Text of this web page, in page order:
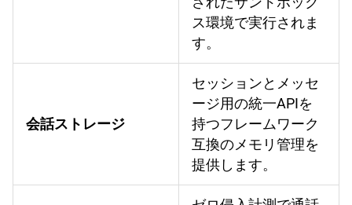
ス環境で実行されま
す。
会話ストレージ
セッションとメッセ
ージ用の統一APIを
持つフレームワーク
互換のメモリ管理を
提供します。